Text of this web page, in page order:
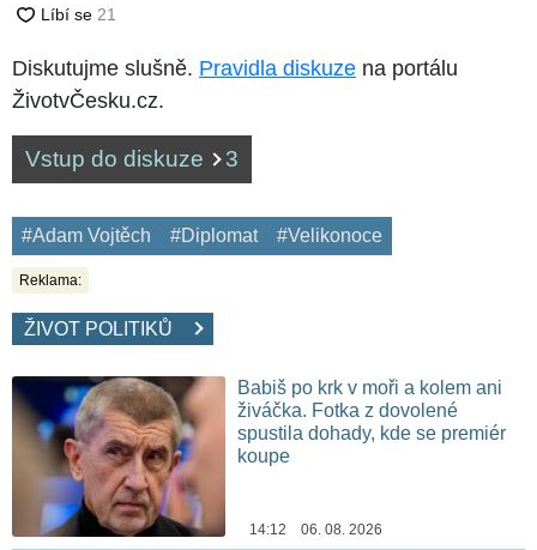
Diskutujme slušně. Pravidla diskuze na portálu
ŽivotvČesku.cz.
Vstup do diskuze 3
#Adam Vojtěch #Diplomat #Velikonoce
Reklama:
ŽIVOT POLITIKŮ
Babiš po krk v moři a kolem ani
živáčka. Fotka z dovolené
spustila dohady, kde se premiér
koupe
14:12 06. 08. 2026